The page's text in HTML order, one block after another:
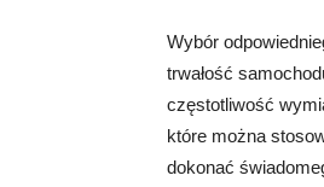
Wybór
trwałość
częstotliwość
które można
dokonać